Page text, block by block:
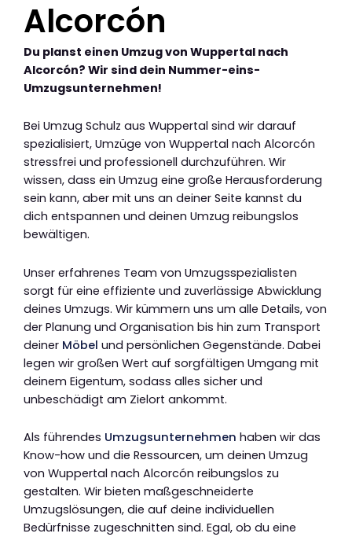
Alcorcón
Du planst einen Umzug von Wuppertal nach
Alcorcón? Wir sind dein Nummer-eins-
Umzugsunternehmen!
Bei Umzug Schulz aus Wuppertal sind wir darauf
spezialisiert, Umzüge von Wuppertal nach Alcorcón
stressfrei und professionell durchzuführen. Wir
wissen, dass ein Umzug eine große Herausforderung
sein kann, aber mit uns an deiner Seite kannst du
dich entspannen und deinen Umzug reibungslos
bewältigen.
Unser erfahrenes Team von Umzugsspezialisten
sorgt für eine effiziente und zuverlässige Abwicklung
deines Umzugs. Wir kümmern uns um alle Details, von
der Planung und Organisation bis hin zum Transport
deiner Möbel und persönlichen Gegenstände. Dabei
legen wir großen Wert auf sorgfältigen Umgang mit
deinem Eigentum, sodass alles sicher und
unbeschädigt am Zielort ankommt.
Als führendes Umzugsunternehmen haben wir das
Know-how und die Ressourcen, um deinen Umzug
von Wuppertal nach Alcorcón reibungslos zu
gestalten. Wir bieten maßgeschneiderte
Umzugslösungen, die auf deine individuellen
Bedürfnisse zugeschnitten sind. Egal, ob du eine